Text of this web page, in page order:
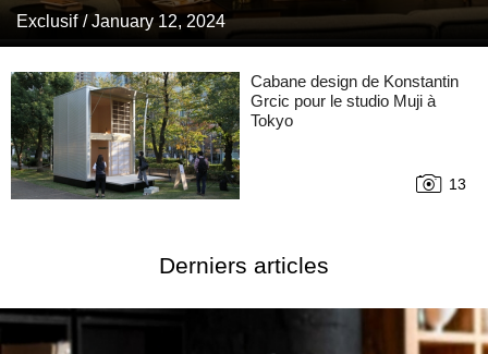
Exclusif / January 12, 2024
Cabane design de Konstantin
Grcic pour le studio Muji à
Tokyo
13
Derniers articles